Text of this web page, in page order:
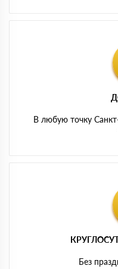
В любую точку
Без